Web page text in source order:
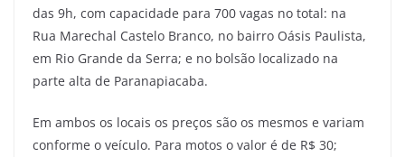
das 9h, com capacidade para 700 vagas no total: na
Rua Marechal Castelo Branco, no bairro Oásis Paulista,
em Rio Grande da Serra; e no bolsão localizado na
parte alta de Paranapiacaba.
Em ambos os locais os preços são os mesmos e variam
conforme o veículo. Para motos o valor é de R$ 30;